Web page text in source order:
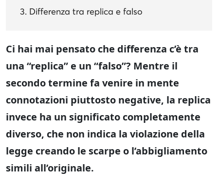
Differenza tra replica e falso
Ci hai mai pensato che differenza c’è tra
una “replica” e un “falso”? Mentre il
secondo termine fa venire in mente
connotazioni piuttosto negative, la replica
invece ha un significato completamente
diverso, che non indica la violazione della
legge creando le scarpe o l’abbigliamento
simili all’originale.